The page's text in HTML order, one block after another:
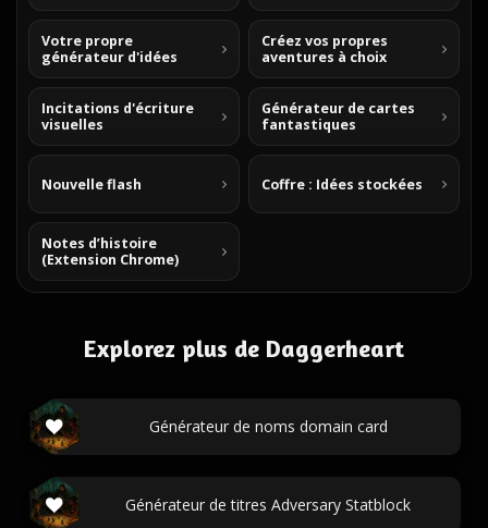
Votre propre
générateur d'idées
Créez vos propres
aventures à choix
Incitations d'écriture
visuelles
Générateur de cartes
fantastiques
Nouvelle flash Coffre : Idées stockées
Notes d’histoire
(Extension Chrome)
Explorez plus de Daggerheart
Générateur de noms domain card
Générateur de titres Adversary Statblock